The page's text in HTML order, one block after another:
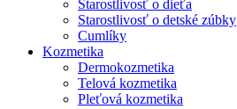
Starostlivosť o dieťa
Starostlivosť o detské zúbky
Cumlíky
Kozmetika
Dermokozmetika
Telová kozmetika
Pleťová kozmetika